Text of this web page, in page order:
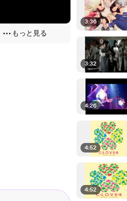
もっと見る
3:36
3:32
4:26
4:52
4:52